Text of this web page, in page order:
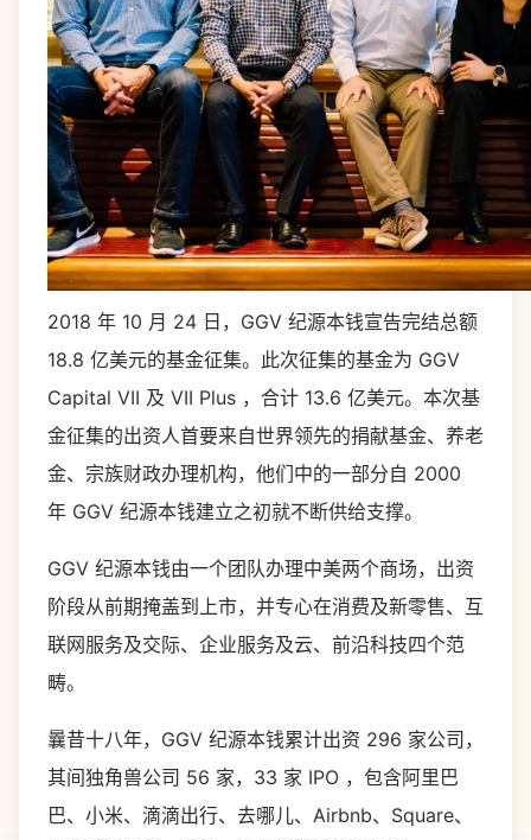
2018 年 10 月 24 日，GGV 纪源本钱宣告完结总额
18.8 亿美元的基金征集。此次征集的基金为 GGV
Capital VII 及 VII Plus ，合计 13.6 亿美元。本次基
金征集的出资人首要来自世界领先的捐献基金、养老
金、宗族财政办理机构，他们中的一部分自 2000
年 GGV 纪源本钱建立之初就不断供给支撑。
GGV 纪源本钱由一个团队办理中美两个商场，出资
阶段从前期掩盖到上市，并专心在消费及新零售、互
联网服务及交际、企业服务及云、前沿科技四个范
畴。
曩昔十八年，GGV 纪源本钱累计出资 296 家公司，
其间独角兽公司 56 家，33 家 IPO ，包含阿里巴
巴、小米、滴滴出行、去哪儿、Airbnb、Square、